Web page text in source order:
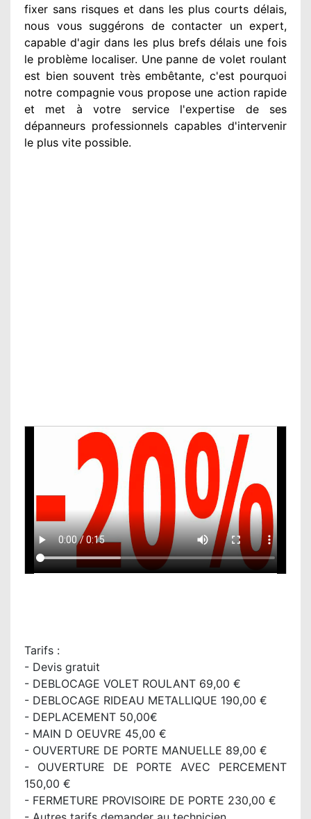
fixer sans risques et dans les plus courts délais,
nous vous suggérons de contacter un expert,
capable d'agir dans les plus brefs délais une fois
le problèmelocaliser. Une panne de volet roulant
est bien souvent très embêtante, c'est pourquoi
notre compagnievous propose une actionrapide
et met à votre servicel'expertise de ses
dépanneurs professionnels capables d'intervenir
le plus vite possible.
Tarifs :
- Devis gratuit
- DEBLOCAGE VOLET ROULANT 69,00 €
- DEBLOCAGE RIDEAU METALLIQUE 190,00 €
- DEPLACEMENT 50,00€
- MAIN D OEUVRE 45,00 €
- OUVERTURE DE PORTE MANUELLE 89,00 €
- OUVERTURE DE PORTE AVEC PERCEMENT
150,00 €
- FERMETURE PROVISOIRE DE PORTE 230,00 €